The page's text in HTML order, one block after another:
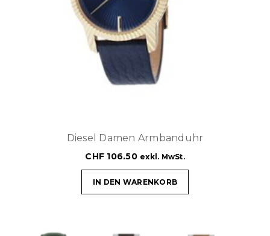
Diesel Damen Armbanduhr
CHF 106.50 exkl. MwSt.
IN DEN WARENKORB